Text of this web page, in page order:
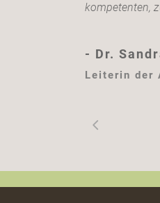
kompetenten,
- Dr.
Leiterin der